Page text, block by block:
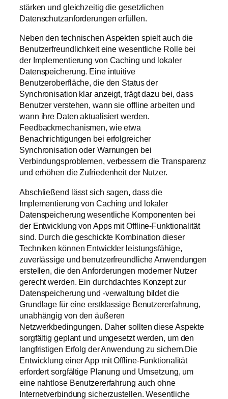
stärken und gleichzeitig die gesetzlichen
Datenschutzanforderungen erfüllen.
Neben den technischen Aspekten spielt auch die
Benutzerfreundlichkeit eine wesentliche Rolle bei
der Implementierung von Caching und lokaler
Datenspeicherung. Eine intuitive
Benutzeroberfläche, die den Status der
Synchronisation klar anzeigt, trägt dazu bei, dass
Benutzer verstehen, wann sie offline arbeiten und
wann ihre Daten aktualisiert werden.
Feedbackmechanismen, wie etwa
Benachrichtigungen bei erfolgreicher
Synchronisation oder Warnungen bei
Verbindungsproblemen, verbessern die Transparenz
und erhöhen die Zufriedenheit der Nutzer.
Abschließend lässt sich sagen, dass die
Implementierung von Caching und lokaler
Datenspeicherung wesentliche Komponenten bei
der Entwicklung von Apps mit Offline-Funktionalität
sind. Durch die geschickte Kombination dieser
Techniken können Entwickler leistungsfähige,
zuverlässige und benutzerfreundliche Anwendungen
erstellen, die den Anforderungen moderner Nutzer
gerecht werden. Ein durchdachtes Konzept zur
Datenspeicherung und -verwaltung bildet die
Grundlage für eine erstklassige Benutzererfahrung,
unabhängig von den äußeren
Netzwerkbedingungen. Daher sollten diese Aspekte
sorgfältig geplant und umgesetzt werden, um den
langfristigen Erfolg der Anwendung zu sichern.Die
Entwicklung einer App mit Offline-Funktionalität
erfordert sorgfältige Planung und Umsetzung, um
eine nahtlose Benutzererfahrung auch ohne
Internetverbindung sicherzustellen. Wesentliche